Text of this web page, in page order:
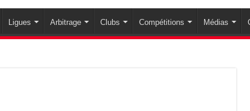
Ligues Arbitrage Clubs Compétitions Médias